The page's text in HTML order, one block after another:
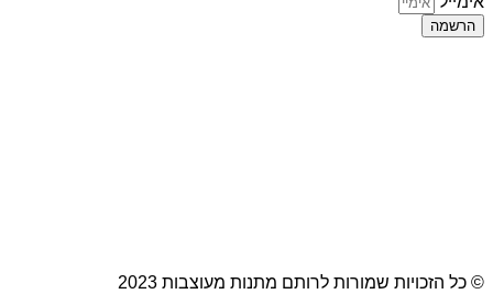
הרשמה
© כל הזכויות שמורות לרותם מתנות מעוצבות 2023